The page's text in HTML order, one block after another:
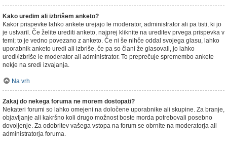
Kako uredim ali izbrišem anketo?
Kakor prispevke lahko ankete urejajo le moderator, administrator ali pa tisti, ki jo
je ustvaril. Če želite urediti anketo, najprej kliknite na ureditev prvega prispevka v
temi; to je vedno povezano z anketo. Če ni še nihče oddal svojega glasu, lahko
uporabnik anketo uredi ali izbriše, če pa so člani že glasovali, jo lahko
uredi/izbriše le moderator ali administrator. To preprečuje spremembo ankete
nekje na sredi izvajanja.
Na vrh
Zakaj do nekega foruma ne morem dostopati?
Nekateri forumi so lahko omejeni na določene uporabnike ali skupine. Za branje,
objavljanje ali kakršno koli drugo možnost boste morda potrebovali posebno
dovoljenje. Za odobritev vašega vstopa na forum se obrnite na moderatorja ali
administratorja foruma.